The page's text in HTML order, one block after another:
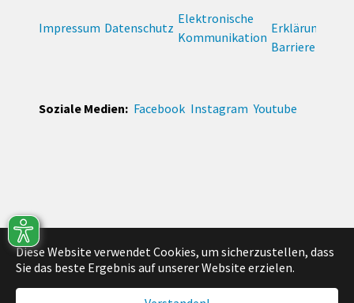
Diese Website verwendet Cookies, um sicherzustellen, dass
Sie das beste Ergebnis auf unserer Website erzielen.
Impressum Datenschutz
Elektronische
Kommunikation
Erklärung zur
Soziale Medien: Facebook Instagram Youtube